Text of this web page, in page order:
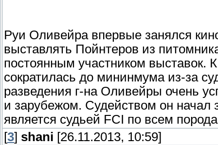
Руи Оливейра впервые занялся
выставлять Пойнтеров из
постоянным участником выставок.
сократилась до мининмума из-за
разведения г-на Оливейры очень
и зарубежом. Судейством он начал
является судьей FCI по всем
[3] shani [26.11.2013, 10:59]